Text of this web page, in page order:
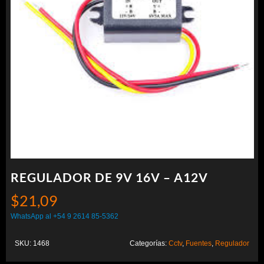
REGULADOR DE 9V 16V – A12V
$21,09
WhatsApp al +54 9 2614 85-5362
SKU: 1468 Categorías: Cctv, Fuentes Regulador